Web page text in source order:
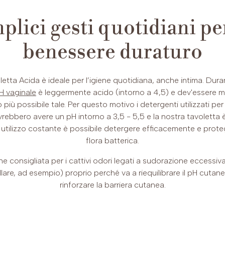
gesti quotidiani
benessere duraturo
Acida è ideale per l’igiene quotidiana, anche intima.
vaginale è leggermente acido (intorno a 4,5) e dev'essere
più possibile tale. Per questo motivo i detergenti utilizzati per
avere un pH intorno a 3,5 - 5,5 e la nostra tavoletta
costante è possibile detergere efficacemente e
flora batterica.
consigliata per i cattivi odori legati a sudorazione
ad esempio) proprio perché va a riequilibrare il pH
rinforzare la barriera cutanea.